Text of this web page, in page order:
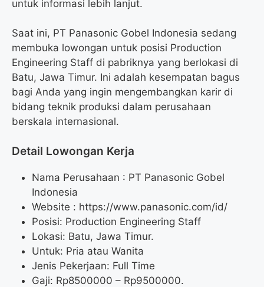
untuk informasi lebih lanjut.
Saat ini, PT Panasonic Gobel Indonesia sedang
membuka lowongan untuk posisi Production
Engineering Staff di pabriknya yang berlokasi di
Batu, Jawa Timur. Ini adalah kesempatan bagus
bagi Anda yang ingin mengembangkan karir di
bidang teknik produksi dalam perusahaan
berskala internasional.
Detail Lowongan Kerja
Nama Perusahaan : PT Panasonic Gobel
Indonesia
Website : https://www.panasonic.com/id/
Posisi: Production Engineering Staff
Lokasi: Batu, Jawa Timur.
Untuk: Pria atau Wanita
Jenis Pekerjaan: Full Time
Gaji: Rp8500000 – Rp9500000.